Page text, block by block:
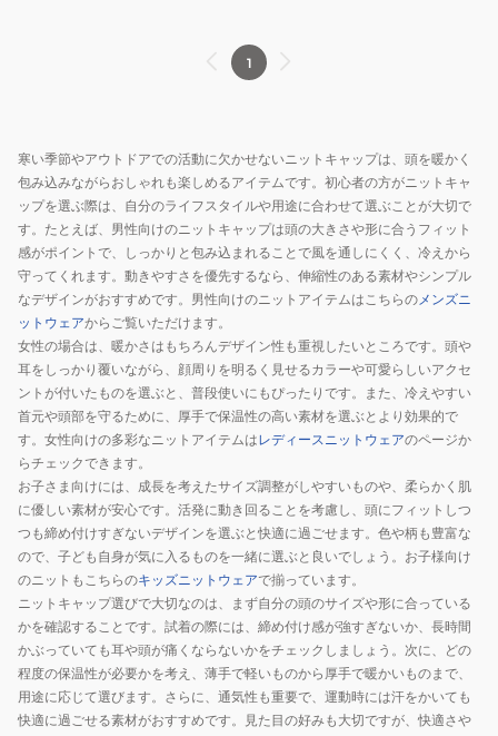
88007
1
寒い季節やアウトドアでの活動に欠かせないニットキャップは、頭を暖かく
包み込みながらおしゃれも楽しめるアイテムです。初心者の方がニットキャ
ップを選ぶ際は、自分のライフスタイルや用途に合わせて選ぶことが大切で
す。たとえば、男性向けのニットキャップは頭の大きさや形に合うフィット
感がポイントで、しっかりと包み込まれることで風を通しにくく、冷えから
守ってくれます。動きやすさを優先するなら、伸縮性のある素材やシンプル
なデザインがおすすめです。男性向けのニットアイテムはこちらのメンズニ
ットウェアからご覧いただけます。
女性の場合は、暖かさはもちろんデザイン性も重視したいところです。頭や
耳をしっかり覆いながら、顔周りを明るく見せるカラーや可愛らしいアクセ
ントが付いたものを選ぶと、普段使いにもぴったりです。また、冷えやすい
首元や頭部を守るために、厚手で保温性の高い素材を選ぶとより効果的で
す。女性向けの多彩なニットアイテムはレディースニットウェアのページか
らチェックできます。
お子さま向けには、成長を考えたサイズ調整がしやすいものや、柔らかく肌
に優しい素材が安心です。活発に動き回ることを考慮し、頭にフィットしつ
つも締め付けすぎないデザインを選ぶと快適に過ごせます。色や柄も豊富な
ので、子ども自身が気に入るものを一緒に選ぶと良いでしょう。お子様向け
のニットもこちらのキッズニットウェアで揃っています。
ニットキャップ選びで大切なのは、まず自分の頭のサイズや形に合っている
かを確認することです。試着の際には、締め付け感が強すぎないか、長時間
かぶっていても耳や頭が痛くならないかをチェックしましょう。次に、どの
程度の保温性が必要かを考え、薄手で軽いものから厚手で暖かいものまで、
用途に応じて選びます。さらに、通気性も重要で、運動時には汗をかいても
快適に過ごせる素材がおすすめです。見た目の好みも大切ですが、快適さや